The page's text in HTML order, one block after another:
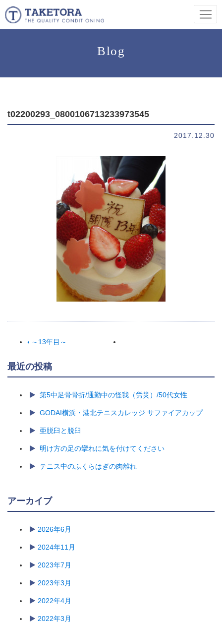
Blog
t02200293_0800106713233973545
2017.12.30
～13年目～
最近の投稿
第5中足骨骨折/通勤中の怪我（労災）/50代女性
GODAI横浜・港北テニスカレッジ サファイアカップ
亜脱臼と脱臼
明け方の足の攣れに気を付けてください
テニス中のふくらはぎの肉離れ
アーカイブ
2026年6月
2024年11月
2023年7月
2023年3月
2022年4月
2022年3月